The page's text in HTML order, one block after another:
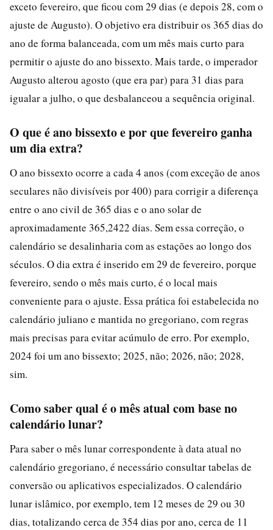
exceto fevereiro, que ficou com 29 dias (e depois 28, com o
ajuste de Augusto). O objetivo era distribuir os 365 dias do
ano de forma balanceada, com um mês mais curto para
permitir o ajuste do ano bissexto. Mais tarde, o imperador
Augusto alterou agosto (que era par) para 31 dias para
igualar a julho, o que desbalanceou a sequência original.
O que é ano bissexto e por que fevereiro ganha
um dia extra?
O ano bissexto ocorre a cada 4 anos (com exceção de anos
seculares não divisíveis por 400) para corrigir a diferença
entre o ano civil de 365 dias e o ano solar de
aproximadamente 365,2422 dias. Sem essa correção, o
calendário se desalinharia com as estações ao longo dos
séculos. O dia extra é inserido em 29 de fevereiro, porque
fevereiro, sendo o mês mais curto, é o local mais
conveniente para o ajuste. Essa prática foi estabelecida no
calendário juliano e mantida no gregoriano, com regras
mais precisas para evitar acúmulo de erro. Por exemplo,
2024 foi um ano bissexto; 2025, não; 2026, não; 2028,
sim.
Como saber qual é o mês atual com base no
calendário lunar?
Para saber o mês lunar correspondente à data atual no
calendário gregoriano, é necessário consultar tabelas de
conversão ou aplicativos especializados. O calendário
lunar islâmico, por exemplo, tem 12 meses de 29 ou 30
dias, totalizando cerca de 354 dias por ano, cerca de 11